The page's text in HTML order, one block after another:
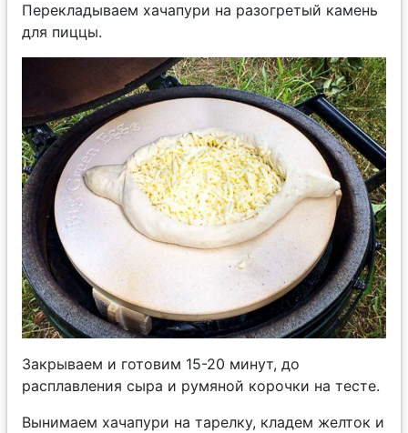
Перекладываем хачапури на разогретый камень
для пиццы.
Закрываем и готовим 15-20 минут, до
расплавления сыра и румяной корочки на тесте.
Вынимаем хачапури на тарелку, кладем желток и